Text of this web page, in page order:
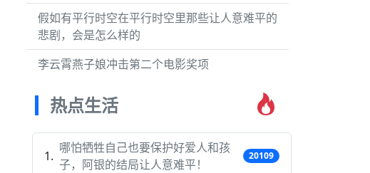
假如有平行时空在平行时空里那些让人意难平的
悲剧，会是怎么样的
李云霄燕子娘冲击第二个电影奖项
热点生活
哪怕牺牲自己也要保护好爱人和孩
子，阿银的结局让人意难平！
20109